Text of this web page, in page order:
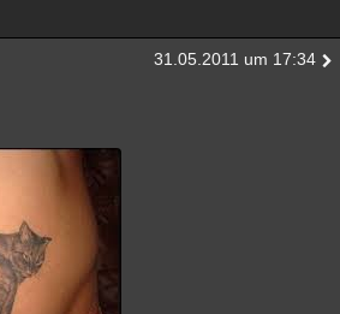
31.05.2011 um 17:34